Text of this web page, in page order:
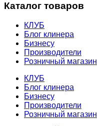
Каталог товаров
КЛУБ
Блог клинера
Бизнесу
Производители
Розничный магазин
КЛУБ
Блог клинера
Бизнесу
Производители
Розничный магазин